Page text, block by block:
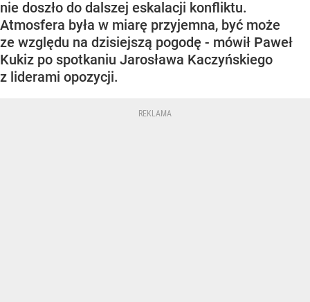
nie doszło do dalszej eskalacji konfliktu.
Atmosfera była w miarę przyjemna, być może
ze względu na dzisiejszą pogodę - mówił Paweł
Kukiz po spotkaniu Jarosława Kaczyńskiego
z liderami opozycji.